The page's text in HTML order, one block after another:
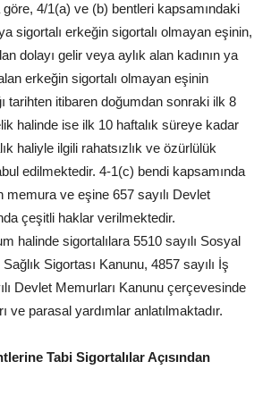
göre, 4/1(a) ve (b) bentleri kapsamındaki
sigortalı erkeğin sigortalı olmayan eşinin,
dolayı gelir veya aylık alan kadının ya
erkeğin sigortalı olmayan eşinin
tarihten itibaren doğumdan sonraki ilk 8
halinde ise ilk 10 haftalık süreye kadar
haliyle ilgili rahatsızlık ve özürlülük
edilmektedir. 4-1(c) bendi kapsamında
memura ve eşine 657 sayılı Devlet
çeşitli haklar verilmektedir.
halinde sigortalılara 5510 sayılı Sosyal
Sigortası Kanunu, 4857 sayılı İş
Devlet Memurları Kanunu çerçevesinde
ve parasal yardımlar anlatılmaktadır.
Tabi Sigortalılar Açısından